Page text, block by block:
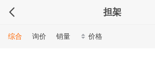
担架
综合 询价 销量 价格